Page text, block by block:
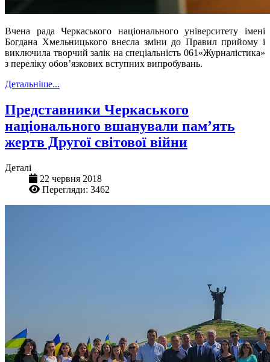
Вчена рада Черкаського національного університету імені
Богдана Хмельницького внесла зміни до Правил прийому і
виключила творчий залік на спеціальність 061«Журналістика»
з переліку обов’язкових вступних випробувань.
Детальніше...
Представники Черкаського
національного вшанували памʼять
жертв Другої світової війни
Деталі
22 червня 2018
Перегляди: 3462